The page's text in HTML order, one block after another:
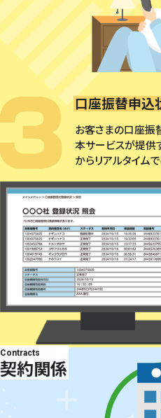
口座振替申込
お客さまの口座振
本サービスが提供
からリアルタイム
Contracts
契約関係